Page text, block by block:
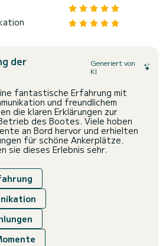
der
Generiert von
KI
fantastische Erfahrung mit
und freundlichem
die klaren Erklärungen zur
des Bootes. Viele hoben
an Bord hervor und erhielten
für schöne Ankerplätze.
sie dieses Erlebnis sehr.